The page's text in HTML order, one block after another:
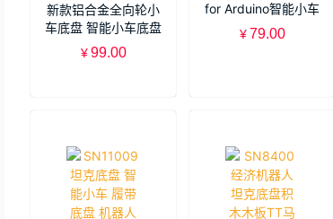
新款铝合金全向轮小
车底盘 智能小车底盘
麦克纳姆轮 DIY 金属
¥ 99.00
for Arduino智能小车
金属面板 移动
¥ 79.00